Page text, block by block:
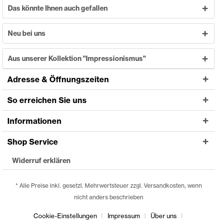
Das könnte Ihnen auch gefallen
Neu bei uns
Aus unserer Kollektion "Impressionismus"
Adresse & Öffnungszeiten
So erreichen Sie uns
Informationen
Shop Service
Widerruf erklären
* Alle Preise inkl. gesetzl. Mehrwertsteuer zzgl. Versandkosten, wenn
nicht anders beschrieben
Cookie-Einstellungen Impressum Über uns